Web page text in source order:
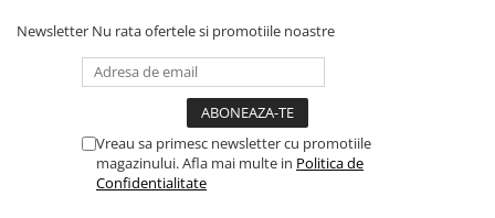
Newsletter Nu rata ofertele si promotiile noastre
Vreau sa primesc newsletter cu promotiile
magazinului. Afla mai multe in Politica de
Confidentialitate